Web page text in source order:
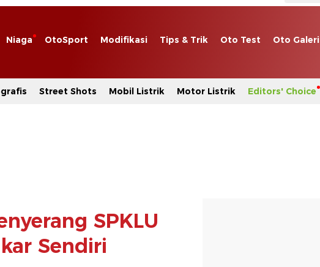
Niaga OtoSport Modifikasi Tips & Trik Oto Test Oto Galeri
Street Shots Mobil Listrik Motor Listrik Editors' Choice
SPKLU
Sendiri